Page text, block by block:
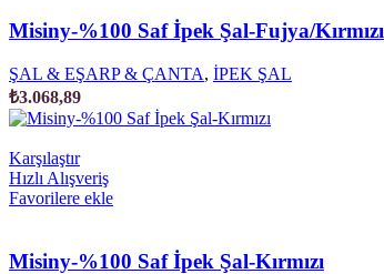
Misiny-%100 Saf İpek Şal-Fujya/Kırmızı
ŞAL & EŞARP & ÇANTA, İPEK ŞAL
₺3.068,89
Karşılaştır
Hızlı Alışveriş
Favorilere ekle
Misiny-%100 Saf İpek Şal-Kırmızı